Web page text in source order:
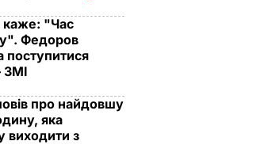
каже: "Час
Федоров
поступитися
ЗМІ
про найдовшу
яка
виходити з